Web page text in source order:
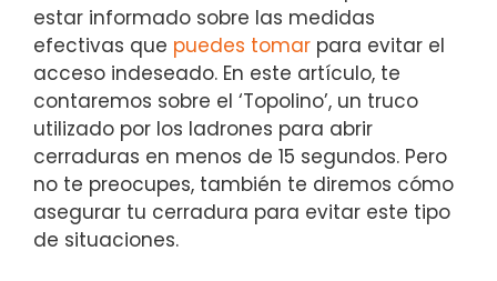
estar informado ‌sobre‍ las medidas
efectivas‌ que puedes tomar para evitar el⁢
acceso indeseado. En este artículo, te
contaremos sobre⁢ el ‘Topolino’, un⁢ truco
utilizado‌ por los ladrones​ para abrir
cerraduras en ‍menos de 15 segundos. ⁤Pero
no⁣ te⁢ preocupes, también te diremos cómo
asegurar tu cerradura​ para evitar este tipo
de situaciones.